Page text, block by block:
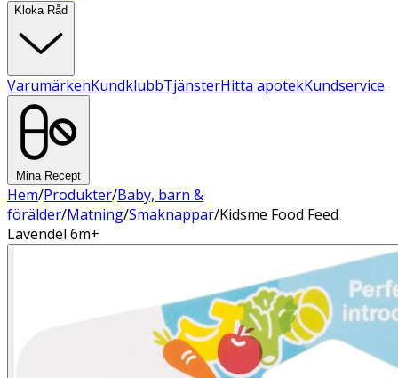
Kloka Råd
VarumärkenKundklubbTjänsterHitta apotekKundservice
Mina Recept
Hem/Produkter/Baby, barn &
förälder/Matning/Smaknappar/Kidsme Food Feed
Lavendel 6m+